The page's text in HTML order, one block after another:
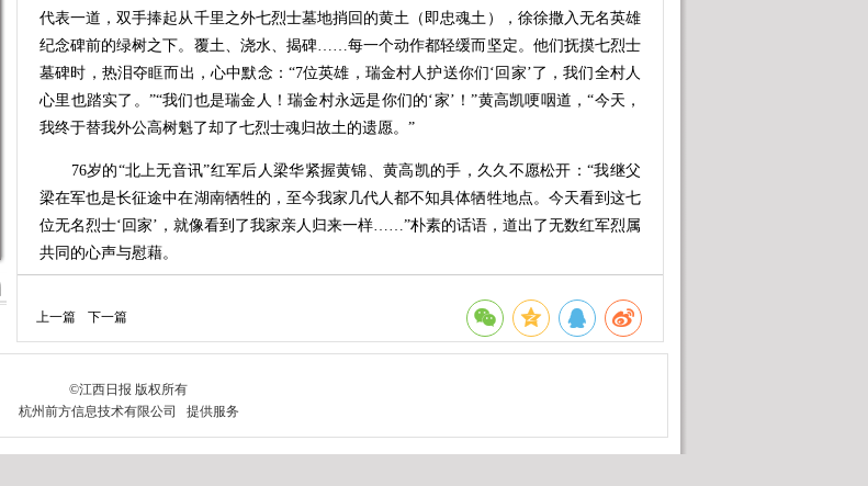
代表一道，双手捧起从千里之外七烈士墓地捎回的黄土（即忠魂土），徐徐撒入无名英雄
纪念碑前的绿树之下。覆土、浇水、揭碑……每一个动作都轻缓而坚定。他们抚摸七烈士
墓碑时，热泪夺眶而出，心中默念：“7位英雄，瑞金村人护送你们‘回家’了，我们全村人
心里也踏实了。”“我们也是瑞金人！瑞金村永远是你们的‘家’！”黄高凯哽咽道，“今天，
我终于替我外公高树魁了却了七烈士魂归故土的遗愿。”
76岁的“北上无音讯”红军后人梁华紧握黄锦、黄高凯的手，久久不愿松开：“我继父
梁在军也是长征途中在湖南牺牲的，至今我家几代人都不知具体牺牲地点。今天看到这七
位无名烈士‘回家’，就像看到了我家亲人归来一样……”朴素的话语，道出了无数红军烈属
共同的心声与慰藉。
这场“归乡”之旅，始于一场91年的守护及双向奔赴的惦念之情。1935年春，在湖南郴
州境内，因伤病滞留于原瑞丰村的7名瑞金籍红军战士，在游击战斗中全部壮烈牺牲。之
后，年仅17岁的村民高树魁冒死将他们的遗骸收殓，与其他乡亲一起悄悄地进行合葬，由
经过相关程序，将原瑞丰村的村名改为瑞金村，只是为了让七烈士在异乡有个“家”。3月2
6日至31日，江西瑞金组织代表，分批赴湘南山区祭拜，同时取七烈士墓地忠魂土捎回瑞
上一篇 下一篇